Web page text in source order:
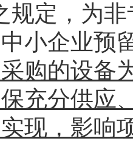
规定，为
小企业预
购的设备
充分供应
现，影响